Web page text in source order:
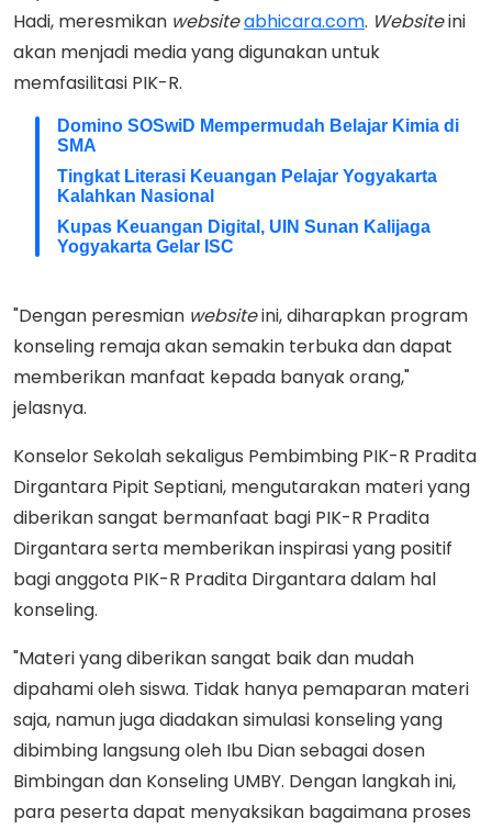
Hadi, meresmikan websiteabhicara.com. Websiteini
akan menjadi media yang digunakan untuk
memfasilitasi PIK-R.
Domino SOSwiD Mempermudah Belajar Kimia di
SMA
Tingkat Literasi Keuangan Pelajar Yogyakarta
Kalahkan Nasional
Kupas Keuangan Digital, UIN Sunan Kalijaga
Yogyakarta Gelar ISC
"Dengan peresmian websiteini, diharapkan program
konseling remaja akan semakin terbuka dan dapat
memberikan manfaat kepada banyak orang,"
jelasnya.
Konselor Sekolah sekaligus Pembimbing PIK-R Pradita
Dirgantara Pipit Septiani, mengutarakan materi yang
diberikan sangat bermanfaat bagi PIK-R Pradita
Dirgantara serta memberikan inspirasi yang positif
bagi anggota PIK-R Pradita Dirgantara dalam hal
konseling.
"Materi yang diberikan sangat baik dan mudah
dipahami oleh siswa. Tidak hanya pemaparan materi
saja, namun juga diadakan simulasi konseling yang
dibimbing langsung oleh Ibu Dian sebagai dosen
Bimbingan dan Konseling UMBY. Dengan langkah ini,
para peserta dapat menyaksikan bagaimana proses